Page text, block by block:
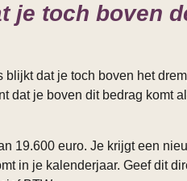
toch boven
dat je toch boven het
dat je boven dit bedrag komt
19.600 euro. Je krijgt een
in je kalenderjaar. Geef dit